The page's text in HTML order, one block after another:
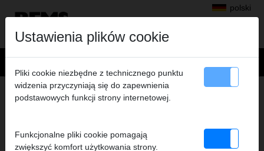
polski
ZACISKANIE PROMIENIOWE
Ustawienia plików cookie
Pliki cookie niezbędne z technicznego punktu
widzenia przyczyniają się do zapewnienia
podstawowych funkcji strony internetowej.
Funkcjonalne pliki cookie pomagają
zwiększyć komfort użytkowania strony.